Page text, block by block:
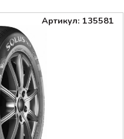
Артикул: 135581